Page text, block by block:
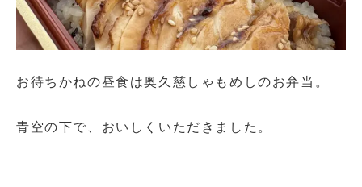
お待ちかねの昼食は奥久慈しゃもめしのお弁当。
青空の下で、おいしくいただきました。